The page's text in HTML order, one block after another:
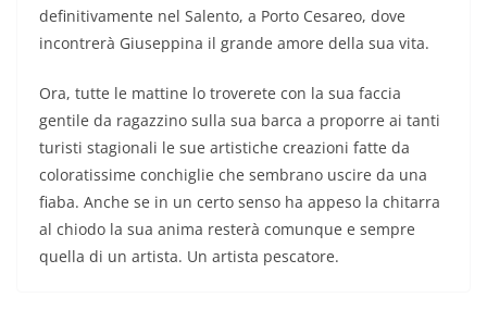
definitivamente nel Salento, a Porto Cesareo, dove
incontrerà Giuseppina il grande amore della sua vita.
Ora, tutte le mattine lo troverete con la sua faccia
gentile da ragazzino sulla sua barca a proporre ai tanti
turisti stagionali le sue artistiche creazioni fatte da
coloratissime conchiglie che sembrano uscire da una
fiaba. Anche se in un certo senso ha appeso la chitarra
al chiodo la sua anima resterà comunque e sempre
quella di un artista. Un artista pescatore.